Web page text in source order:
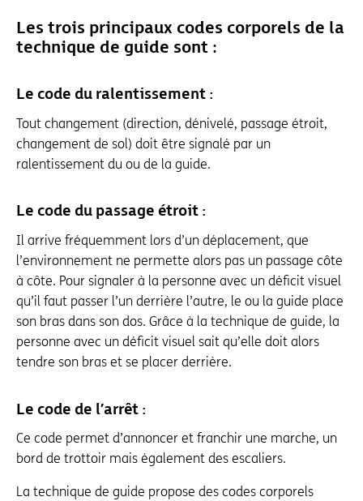
Les trois principaux codes corporels de la
technique de guide sont :
Le code du ralentissement :
Tout changement (direction, dénivelé, passage étroit,
changement de sol) doit être signalé par un
ralentissement du ou de la guide.
Le code du passage étroit :
Il arrive fréquemment lors d’un déplacement, que
l’environnement ne permette alors pas un passage côte
à côte. Pour signaler à la personne avec un déficit visuel
qu’il faut passer l’un derrière l’autre, le ou la guide place
son bras dans son dos. Grâce à la technique de guide, la
personne avec un déficit visuel sait qu’elle doit alors
tendre son bras et se placer derrière.
Le code de l’arrêt :
Ce code permet d’annoncer et franchir une marche, un
bord de trottoir mais également des escaliers.
La technique de guide propose des codes corporels